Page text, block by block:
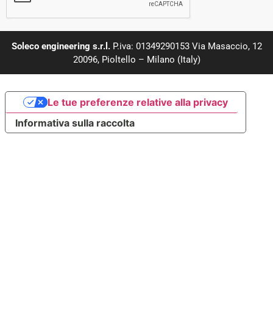
Soleco engineering s.r.l. P.iva: 01349290153 Via Masaccio, 12
20096, Pioltello – Milano (Italy)
Informativa sulla raccolta
Le tue preferenze relative alla privacy